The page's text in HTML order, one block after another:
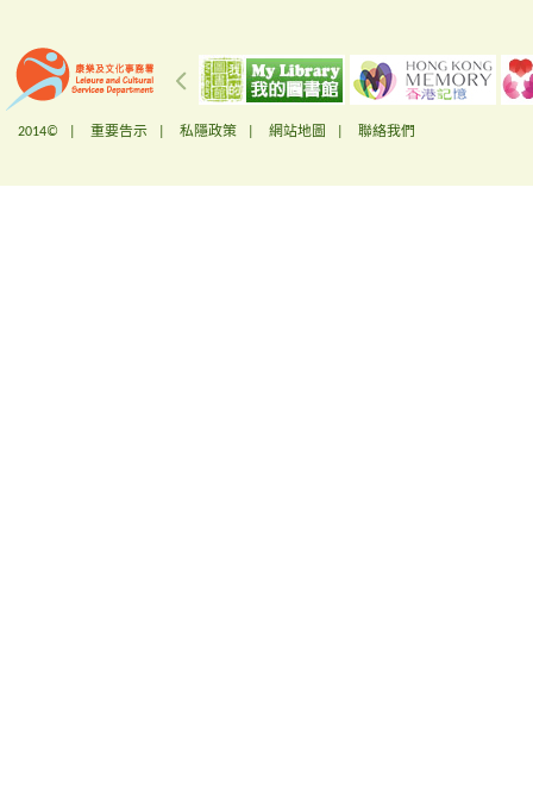
2014© | 重要告示 私隱政策 網站地圖 聯絡我們